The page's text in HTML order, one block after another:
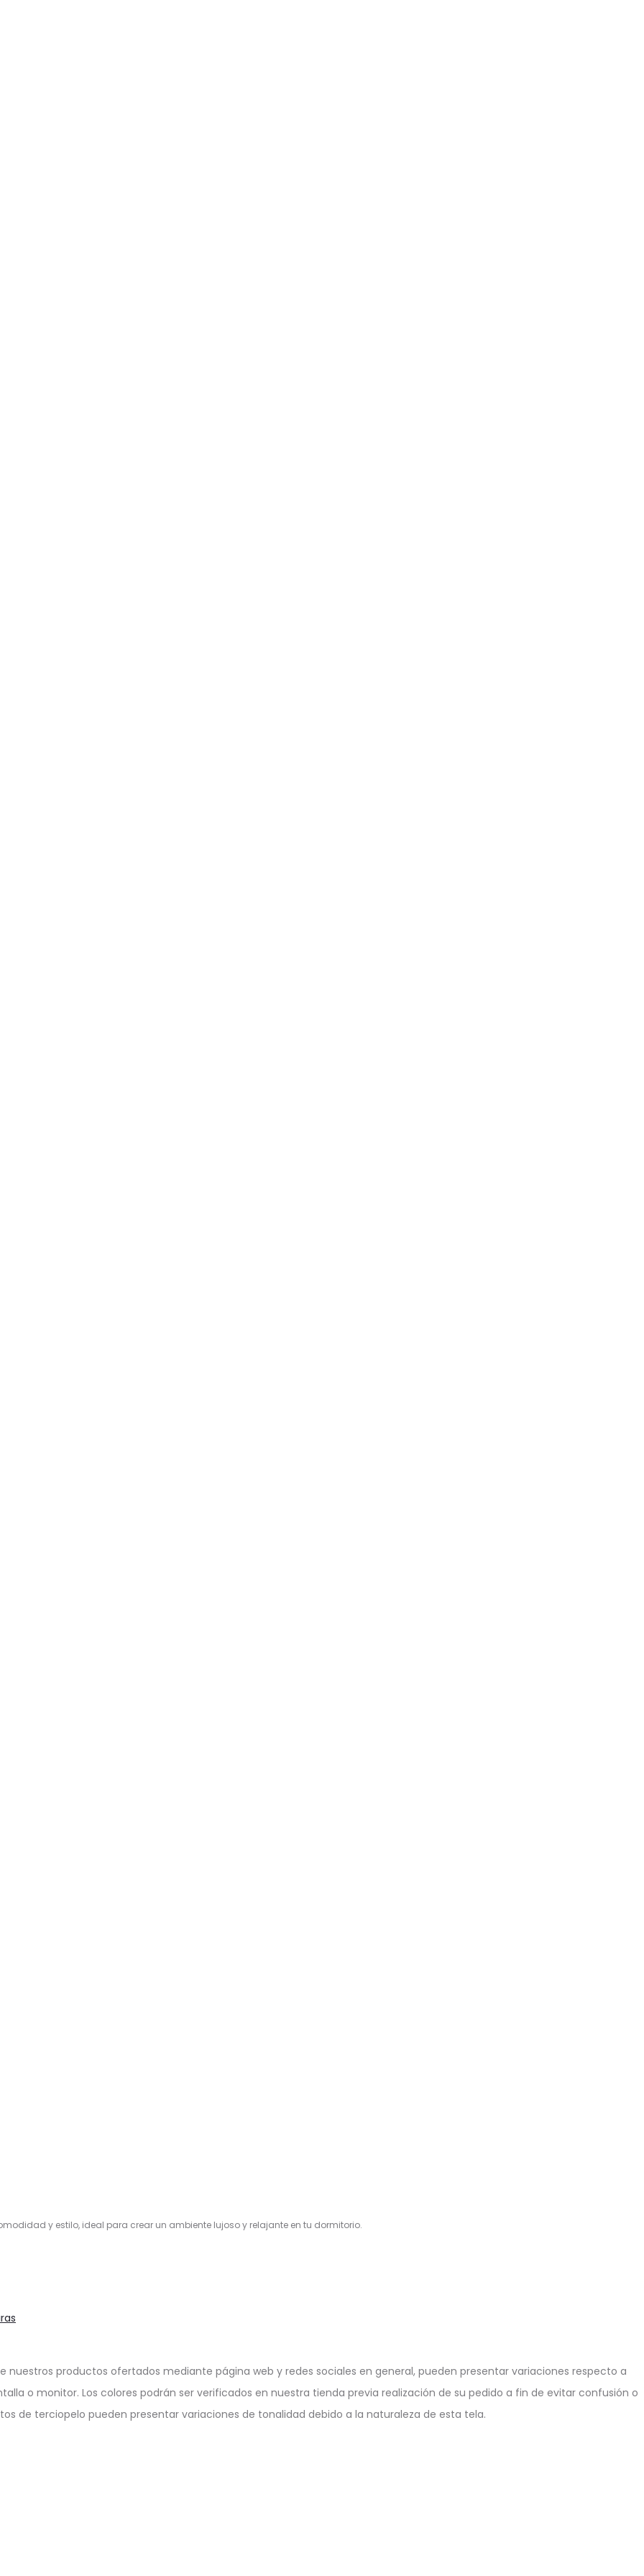
y estilo, ideal para crear un ambiente lujoso y relajante en tu dormitorio.
de nuestros productos ofertados mediante página web y redes sociales en general, pueden presentar variaciones respecto a
o monitor. Los colores podrán ser verificados en nuestra tienda previa realización de su pedido a fin de evitar confusión o
de terciopelo pueden presentar variaciones de tonalidad debido a la naturaleza de esta tela.